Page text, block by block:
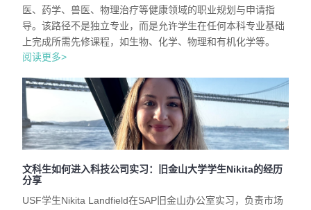
医、药学、兽医、物理治疗等健康领域的职业规划与申请指
导。该路径不是独立专业，而是允许学生在任何本科专业基础
上完成所需先修课程，如生物、化学、物理和有机化学等。
阅读更多>
文科生如何进入科技公司实习：旧金山大学学生Nikita的经历
分享
USF学生Nikita Landfield在SAP旧金山办公室实习，负责市场